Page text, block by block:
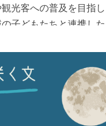
光客への普及を目指し
子どもたちと連携した
たしています。カード
域活性化が期待されて